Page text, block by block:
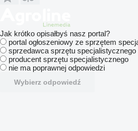
Jak krótko opisałbyś nasz portal?
portal ogłoszeniowy ze sprzętem
sprzedawca sprzętu specjalistycznego
producent sprzętu specjalistycznego
nie ma poprawnej odpowiedzi
Wybierz odpowiedź